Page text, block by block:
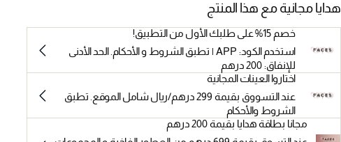
هدايا مجانية مع هذا المنتج
خصم 15% على طلبك الأول من التطبيق!
استخدم الكود: APP | تطبق الشروط و الأحكام. الحد الأدنى
للإنفاق: 200 درهم
اختاروا العينات المجانية
عند التسووق بقيمة 299 درهم/ريال شامل الموقع. تطبق
الشروط والأحكام
مجانا بطاقة هدايا بقيمة 200 درهم